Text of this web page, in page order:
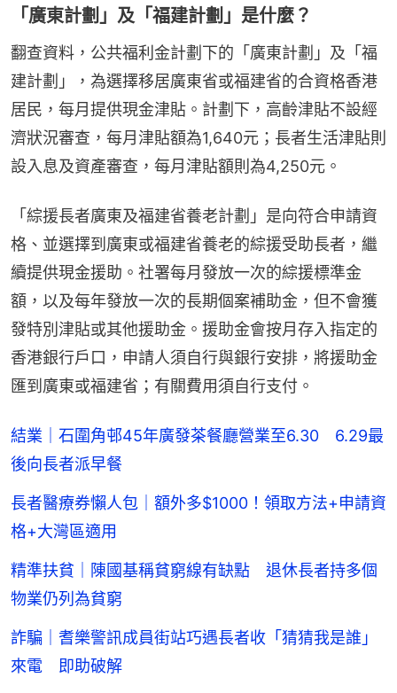
「廣東計劃」及「福建計劃」是什麼？
翻查資料，公共福利金計劃下的「廣東計劃」及「福
建計劃」，為選擇移居廣東省或福建省的合資格香港
居民，每月提供現金津貼。計劃下，高齡津貼不設經
濟狀況審查，每月津貼額為1,640元；長者生活津貼則
設入息及資產審查，每月津貼額則為4,250元。
「綜援長者廣東及福建省養老計劃」是向符合申請資
格、並選擇到廣東或福建省養老的綜援受助長者，繼
續提供現金援助。社署每月發放一次的綜援標準金
額，以及每年發放一次的長期個案補助金，但不會獲
發特別津貼或其他援助金。援助金會按月存入指定的
香港銀行戶口，申請人須自行與銀行安排，將援助金
匯到廣東或福建省；有關費用須自行支付。
結業｜石圍角邨45年廣發茶餐廳營業至6.30 6.29最
後向長者派早餐
長者醫療券懶人包｜額外多$1000！領取方法+申請資
格+大灣區適用
精準扶貧｜陳國基稱貧窮線有缺點 退休長者持多個
物業仍列為貧窮
詐騙｜耆樂警訊成員街站巧遇長者收「猜猜我是誰」
來電 即助破解